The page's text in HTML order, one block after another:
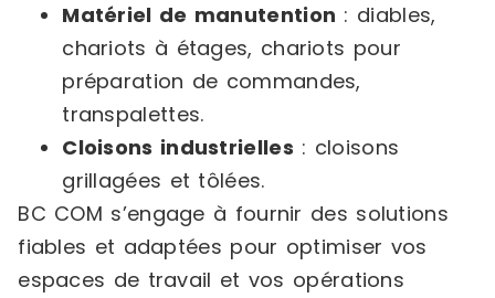
Matériel de manutention : diables,
chariots à étages, chariots pour
préparation de commandes,
transpalettes.
Cloisons industrielles : cloisons
grillagées et tôlées.
BC COM s’engage à fournir des solutions
fiables et adaptées pour optimiser vos
espaces de travail et vos opérations